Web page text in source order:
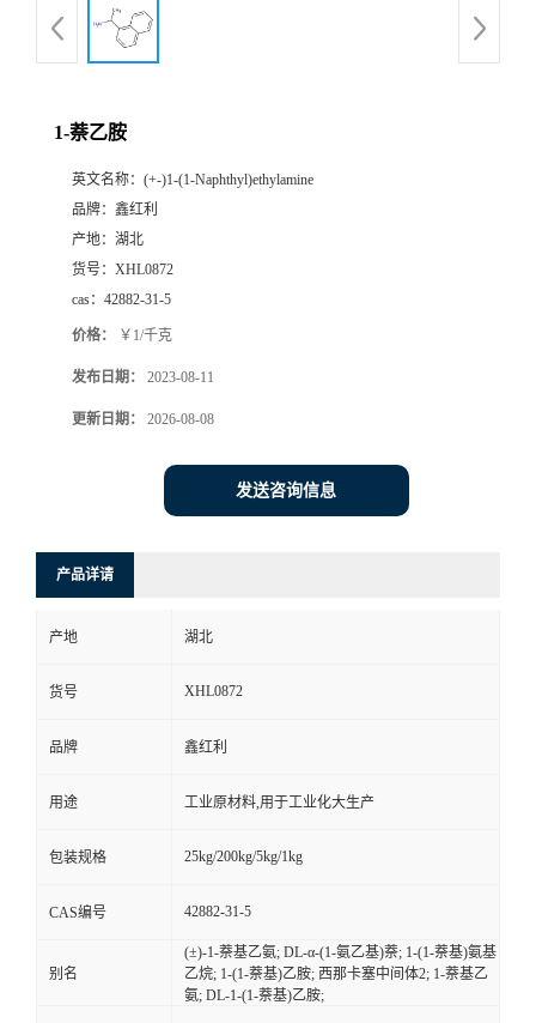
1-萘乙胺
英文名称： (+-)1-(1-Naphthyl)ethylamine
品牌： 鑫红利
产地： 湖北
货号： XHL0872
cas： 42882-31-5
价格： ￥1/千克
发布日期： 2023-08-11
更新日期： 2026-08-08
发送咨询信息
产品详请
产地 湖北
货号 XHL0872
品牌 鑫红利
用途 工业原材料,用于工业化大生产
包装规格 25kg/200kg/5kg/1kg
CAS编号 42882-31-5
别名
(±)-1-萘基乙氨; DL-α-(1-氨乙基)萘; 1-(1-萘基)氨基
乙烷; 1-(1-萘基)乙胺; 西那卡塞中间体2; 1-萘基乙
氨; DL-1-(1-萘基)乙胺;